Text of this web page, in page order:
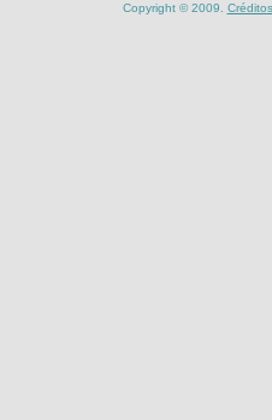
Copyright © 2009. Créditos